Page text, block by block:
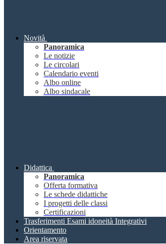
Novità
Panoramica
Le notizie
Le circolari
Calendario eventi
Albo online
Albo sindacale
Didattica
Panoramica
Offerta formativa
Le schede didattiche
I progetti delle classi
Certificazioni
Trasferimenti Esami idoneità Integrativi
Orientamento
Area riservata